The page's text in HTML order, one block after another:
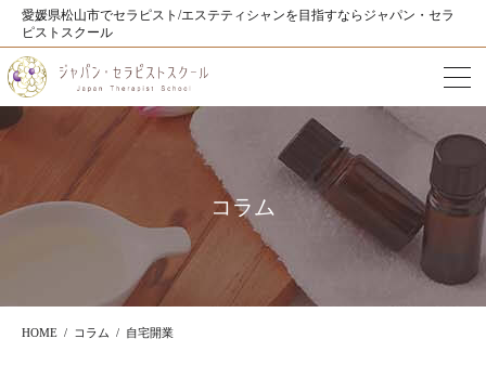
愛媛県松山市でセラピスト/エステティシャンを目指すならジャパン・セラ
ピストスクール
コラム
HOME コラム 自宅開業